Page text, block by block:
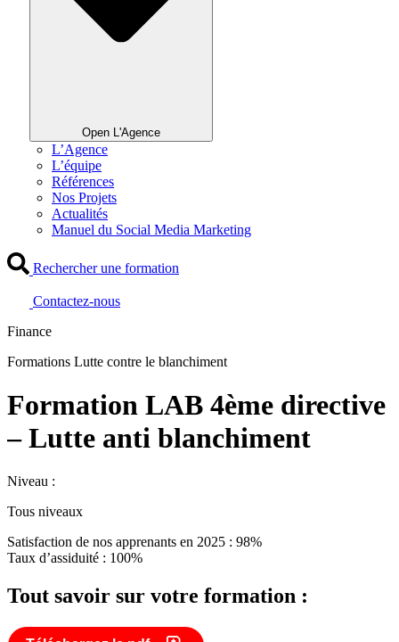
Open L'Agence
L’Agence
L’équipe
Références
Nos Projets
Actualités
Manuel du Social Media Marketing
Rechercher une formation
Contactez-nous
Finance
Formations Lutte contre le blanchiment
Formation LAB 4ème directive
– Lutte anti blanchiment
Niveau :
Tous niveaux
Satisfaction de nos apprenants en 2025 : 98%
Taux d’assiduité : 100%
Tout savoir sur votre formation :